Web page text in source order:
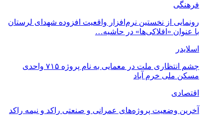
فرهنگی
رونمایی از نخستین نرم‌افزار واقعیت افزوده شهدای لرستان
با عنوان «افلاکی‌ها» در حاشیه…
اسلایدر
چشم انتظاری ملت در معمایی به نام پروژه ۷۱۵ واحدی
مسکن ملی خرم آباد
اقتصادی
آخرین وضعیت پروژه‌های عمرانی و صنعتی راکد و نیمه راکد